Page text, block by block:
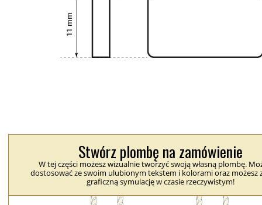
Stwórz plombę na zamówienie
W tej części możesz wizualnie tworzyć swoją własną plombę.
dostosować ze swoim ulubionym tekstem i kolorami oraz możesz
graficzną symulację w czasie rzeczywistym!